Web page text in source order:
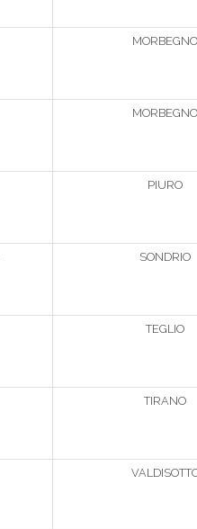
MORBEGNO
MORBEGNO
PIURO
SONDRIO
TEGLIO
TIRANO